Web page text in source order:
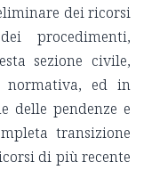
dei ricorsi
procedimenti,
sezione civile,
normativa, ed in
delle pendenze e
transizione
di più recente